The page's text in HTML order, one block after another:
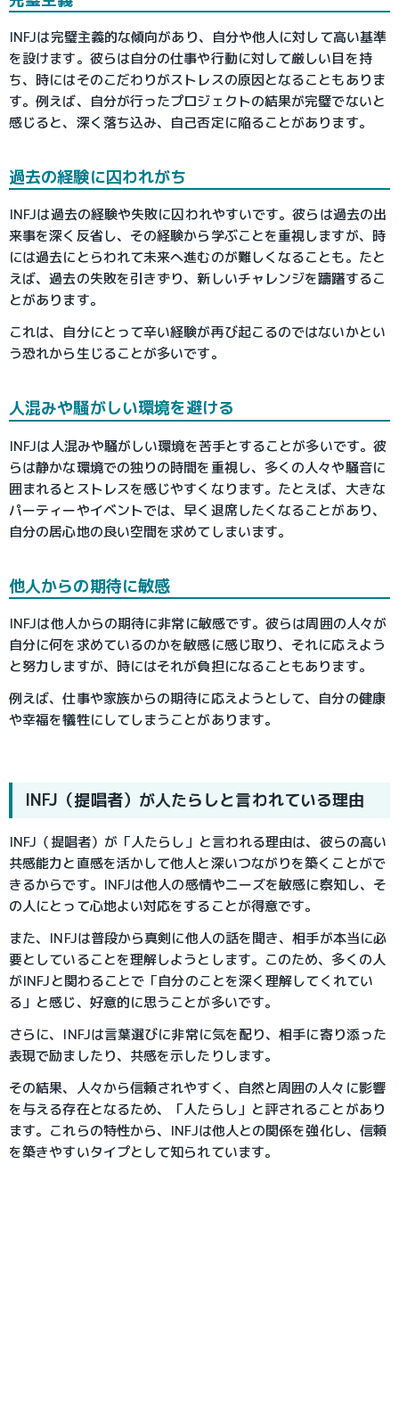
INFJは完璧主義的な傾向があり、自分や他人に対して高い基準
を設けます。彼らは自分の仕事や行動に対して厳しい目を持
ち、時にはそのこだわりがストレスの原因となることもありま
す。例えば、自分が行ったプロジェクトの結果が完璧でないと
感じると、深く落ち込み、自己否定に陥ることがあります。
過去の経験に囚われがち
INFJは過去の経験や失敗に囚われやすいです。彼らは過去の出
来事を深く反省し、その経験から学ぶことを重視しますが、時
には過去にとらわれて未来へ進むのが難しくなることも。たと
えば、過去の失敗を引きずり、新しいチャレンジを躊躇するこ
とがあります。
これは、自分にとって辛い経験が再び起こるのではないかとい
う恐れから生じることが多いです。
人混みや騒がしい環境を避ける
INFJは人混みや騒がしい環境を苦手とすることが多いです。彼
らは静かな環境での独りの時間を重視し、多くの人々や騒音に
囲まれるとストレスを感じやすくなります。たとえば、大きな
パーティーやイベントでは、早く退席したくなることがあり、
自分の居心地の良い空間を求めてしまいます。
他人からの期待に敏感
INFJは他人からの期待に非常に敏感です。彼らは周囲の人々が
自分に何を求めているのかを敏感に感じ取り、それに応えよう
と努力しますが、時にはそれが負担になることもあります。
例えば、仕事や家族からの期待に応えようとして、自分の健康
や幸福を犠牲にしてしまうことがあります。
INFJ（提唱者）が人たらしと言われている理由
INFJ（提唱者）が「人たらし」と言われる理由は、彼らの高い
共感能力と直感を活かして他人と深いつながりを築くことがで
きるからです。INFJは他人の感情やニーズを敏感に察知し、そ
の人にとって心地よい対応をすることが得意です。
また、INFJは普段から真剣に他人の話を聞き、相手が本当に必
要としていることを理解しようとします。このため、多くの人
がINFJと関わることで「自分のことを深く理解してくれてい
る」と感じ、好意的に思うことが多いです。
さらに、INFJは言葉選びに非常に気を配り、相手に寄り添った
表現で励ましたり、共感を示したりします。
その結果、人々から信頼されやすく、自然と周囲の人々に影響
を与える存在となるため、「人たらし」と評されることがあり
ます。これらの特性から、INFJは他人との関係を強化し、信頼
を築きやすいタイプとして知られています。